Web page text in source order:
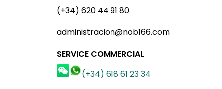
(+34) 620 44 91 80
administracion@nob166.com
SERVICE COMMERCIAL
(+34) 618 61 23 34